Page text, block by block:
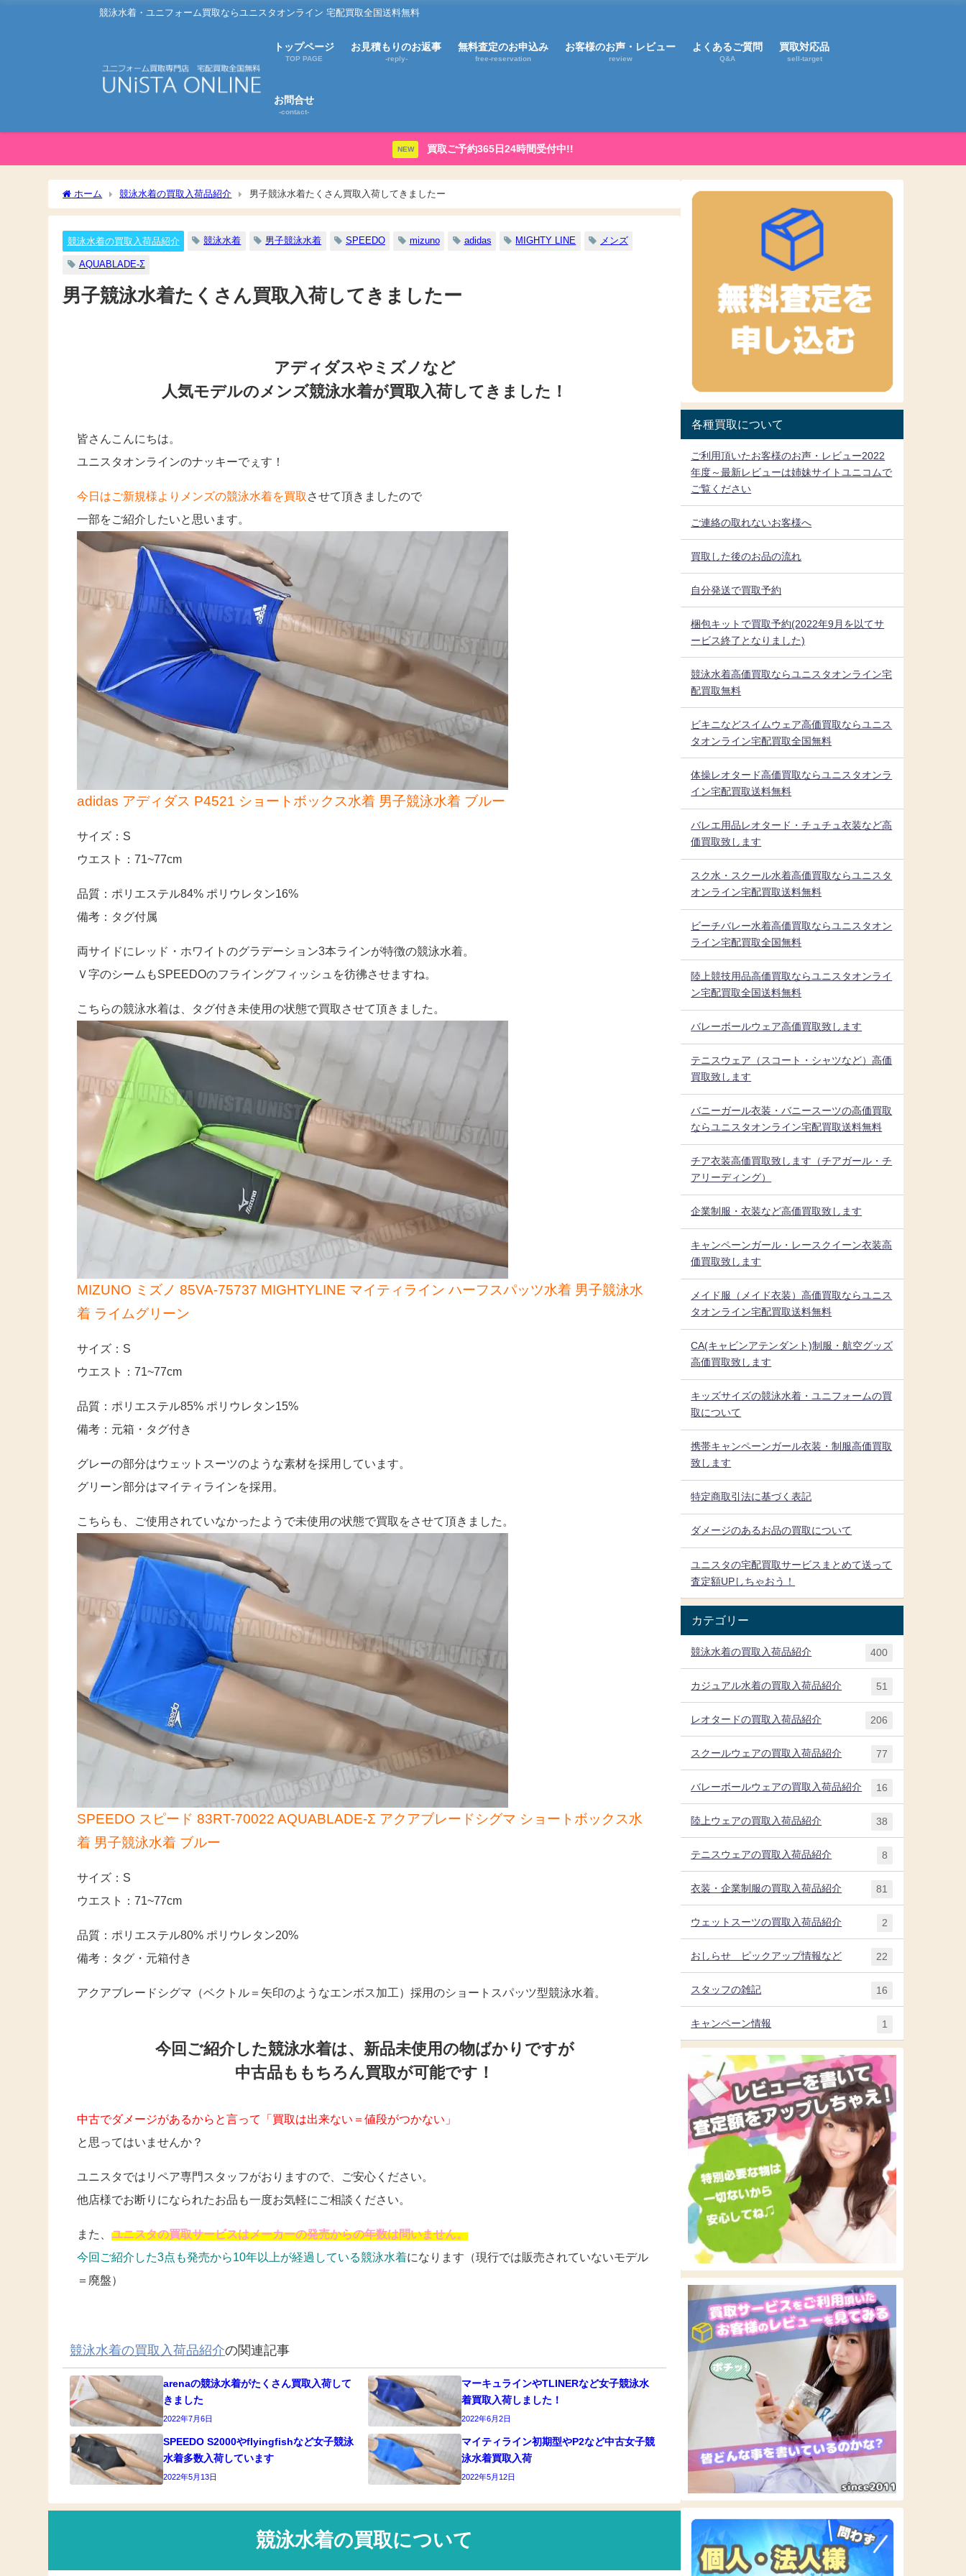
競泳水着・ユニフォーム買取ならユニスタオンライン 宅配買取全国送料無料
トップページ
TOP PAGE
お見積もりのお返事
-reply-
無料査定のお申込み
free-reservation
お客様のお声・レビュー
review
よくあるご質問
Q&A
買取対応品
sell-target
お問合せ
-contact-
NEW 買取ご予約365日24時間受付中!!
ホーム 競泳水着の買取入荷品紹介 男子競泳水着たくさん買取入荷してきましたー
競泳水着の買取入荷品紹介 競泳水着 男子競泳水着 SPEEDO mizuno adidas MIGHTY LINE メンズ
AQUABLADE-Σ
男子競泳水着たくさん買取入荷してきましたー
アディダスやミズノなど
人気モデルのメンズ競泳水着が買取入荷してきました！
皆さんこんにちは。
ユニスタオンラインのナッキーでぇす！
今日はご新規様よりメンズの競泳水着を買取 させて頂きましたので
一部をご紹介したいと思います。
adidas アディダス P4521 ショートボックス水着 男子競泳水着 ブルー
サイズ：S
ウエスト：71~77cm
品質：ポリエステル84% ポリウレタン16%
備考：タグ付属
両サイドにレッド・ホワイトのグラデーション3本ラインが特徴の競泳水着。
Ｖ字のシームもSPEEDOのフライングフィッシュを彷彿させますね。
こちらの競泳水着は、タグ付き未使用の状態で買取させて頂きました。
MIZUNO ミズノ 85VA-75737 MIGHTYLINE マイティライン ハーフスパッツ水着 男子競泳水
着 ライムグリーン
サイズ：S
ウエスト：71~77cm
品質：ポリエステル85% ポリウレタン15%
備考：元箱・タグ付き
グレーの部分はウェットスーツのような素材を採用しています。
グリーン部分はマイティラインを採用。
こちらも、ご使用されていなかったようで未使用の状態で買取をさせて頂きました。
SPEEDO スピード 83RT-70022 AQUABLADE-Σ アクアブレードシグマ ショートボックス水
着 男子競泳水着 ブルー
サイズ：S
ウエスト：71~77cm
品質：ポリエステル80% ポリウレタン20%
備考：タグ・元箱付き
アクアブレードシグマ（ベクトル＝矢印のようなエンボス加工）採用のショートスパッツ型競泳水着。
今回ご紹介した競泳水着は、新品未使用の物ばかりですが
中古品ももちろん買取が可能です！
中古でダメージがあるからと言って「買取は出来ない＝値段がつかない」
と思ってはいませんか？
ユニスタではリペア専門スタッフがおりますので、ご安心ください。
他店様でお断りになられたお品も一度お気軽にご相談ください。
また、ユニスタの買取サービスはメーカーの発売からの年数は問いません。
今回ご紹介した3点も発売から10年以上が経過している競泳水着になります（現行では販売されていないモデル
＝廃盤）
競泳水着の買取入荷品紹介の関連記事
arenaの競泳水着がたくさん買取入荷して
きました
2022年7月6日
マーキュラインやTLINERなど女子競泳水
着買取入荷しました！
2022年6月2日
SPEEDO S2000やflyingfishなど女子競泳
水着多数入荷しています
2022年5月13日
マイティライン初期型やP2など中古女子競
泳水着買取入荷
2022年5月12日
競泳水着の買取について
各種買取について
ご利用頂いたお客様のお声・レビュー2022
年度～最新レビューは姉妹サイトユニコムで
ご覧ください
ご連絡の取れないお客様へ
買取した後のお品の流れ
自分発送で買取予約
梱包キットで買取予約(2022年9月を以てサ
ービス終了となりました)
競泳水着高価買取ならユニスタオンライン宅
配買取無料
ビキニなどスイムウェア高価買取ならユニス
タオンライン宅配買取全国無料
体操レオタード高価買取ならユニスタオンラ
イン宅配買取送料無料
バレエ用品レオタード・チュチュ衣装など高
価買取致します
スク水・スクール水着高価買取ならユニスタ
オンライン宅配買取送料無料
ビーチバレー水着高価買取ならユニスタオン
ライン宅配買取全国無料
陸上競技用品高価買取ならユニスタオンライ
ン宅配買取全国送料無料
バレーボールウェア高価買取致します
テニスウェア（スコート・シャツなど）高価
買取致します
バニーガール衣装・バニースーツの高価買取
ならユニスタオンライン宅配買取送料無料
チア衣装高価買取致します（チアガール・チ
アリーディング）
企業制服・衣装など高価買取致します
キャンペーンガール・レースクイーン衣装高
価買取致します
メイド服（メイド衣装）高価買取ならユニス
タオンライン宅配買取送料無料
CA(キャビンアテンダント)制服・航空グッズ
高価買取致します
キッズサイズの競泳水着・ユニフォームの買
取について
携帯キャンペーンガール衣装・制服高価買取
致します
特定商取引法に基づく表記
ダメージのあるお品の買取について
ユニスタの宅配買取サービスまとめて送って
査定額UPしちゃおう！
カテゴリー
競泳水着の買取入荷品紹介 400
カジュアル水着の買取入荷品紹介 51
レオタードの買取入荷品紹介 206
スクールウェアの買取入荷品紹介 77
バレーボールウェアの買取入荷品紹介 16
陸上ウェアの買取入荷品紹介 38
テニスウェアの買取入荷品紹介 8
衣装・企業制服の買取入荷品紹介 81
ウェットスーツの買取入荷品紹介 2
おしらせ ピックアップ情報など 22
スタッフの雑記 16
キャンペーン情報 1